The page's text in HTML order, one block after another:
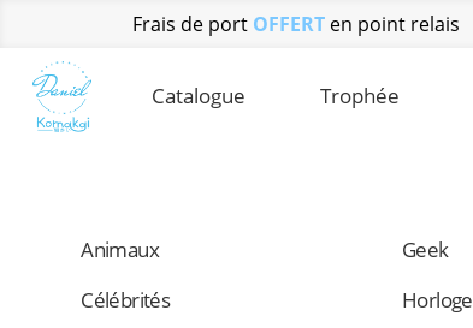
Frais de port OFFERT en point relais
Catalogue Trophée
Animaux
Célébrités
Geek
Horloge